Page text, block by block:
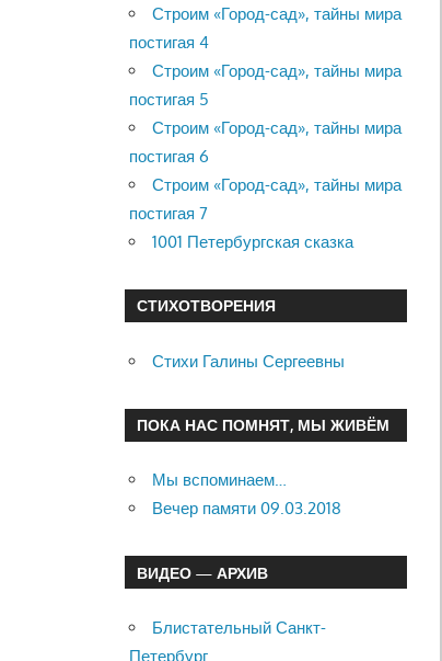
Строим «Город-сад», тайны мира
постигая 4
Строим «Город-сад», тайны мира
постигая 5
Строим «Город-сад», тайны мира
постигая 6
Строим «Город-сад», тайны мира
постигая 7
1001 Петербургская сказка
СТИХОТВОРЕНИЯ
Стихи Галины Сергеевны
ПОКА НАС ПОМНЯТ, МЫ ЖИВЁМ
Мы вспоминаем…
Вечер памяти 09.03.2018
ВИДЕО — АРХИВ
Блистательный Санкт-
Петербург